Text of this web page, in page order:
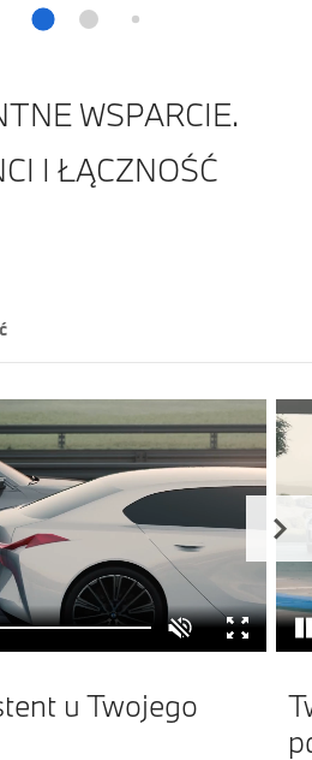
WSPARCIE.
I ŁĄCZNOŚĆ
u Twojego